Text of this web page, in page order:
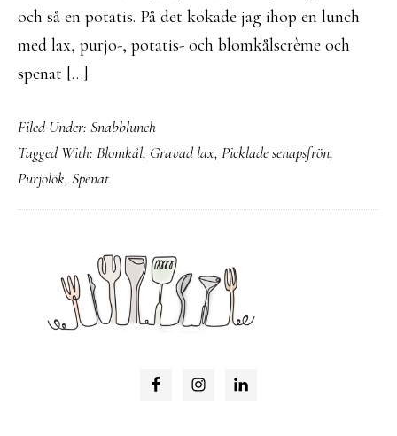
och så en potatis. På det kokade jag ihop en lunch
med lax, purjo-, potatis- och blomkålscrème och
spenat […]
Filed Under: Snabblunch
Tagged With: Blomkål, Gravad lax, Picklade senapsfrön,
Purjolök, Spenat
PRIMARY
SIDEBAR